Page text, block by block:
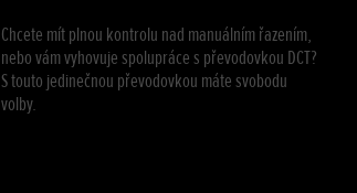
Chcete mít plnou kontrolu nad manuálním řazením,
nebo vám vyhovuje spolupráce s převodovkou DCT?
S touto jedinečnou převodovkou máte svobodu
volby.